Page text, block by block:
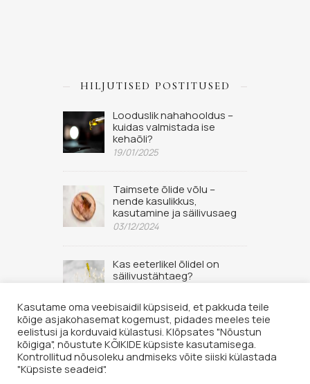
HILJUTISED POSTITUSED
Looduslik nahahooldus –
kuidas valmistada ise
kehaõli?
19/01/2025
Taimsete õlide võlu –
nende kasulikkus,
kasutamine ja säilivusaeg
03/12/2024
Kas eeterlikel õlidel on
säilivustähtaeg?
© 2026 Hingelaegas OÜ. Kõik õigused kaitstud. Lehe sisu loata
Kasutame oma veebisaidil küpsiseid, et pakkuda teile
kõige asjakohasemat kogemust, pidades meeles teie
eelistusi ja korduvaid külastusi. Klõpsates "Nõustun
kõigiga", nõustute KÕIKIDE küpsiste kasutamisega.
Kontrollitud nõusoleku andmiseks võite siiski külastada
"Küpsiste seadeid".